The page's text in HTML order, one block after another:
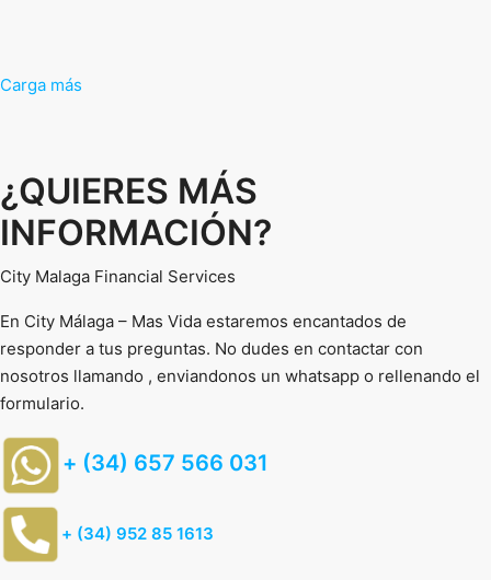
Carga más
¿QUIERES MÁS
INFORMACIÓN?
City Malaga Financial Services
En City Málaga – Mas Vida estaremos encantados de
responder a tus preguntas. No dudes en contactar con
nosotros llamando , enviandonos un whatsapp o rellenando el
formulario.
+ (34) 657 566 031
+ (34) 952 85 1613